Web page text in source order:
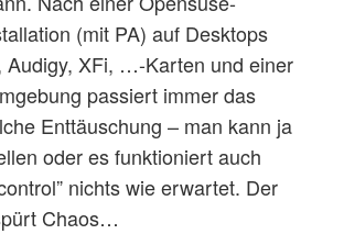
(mit PA) auf Desktops
Audigy, XFi, …-Karten und einer
passiert immer das
Enttäuschung – man kann ja
oder es funktioniert auch
nichts wie erwartet. Der
Chaos…